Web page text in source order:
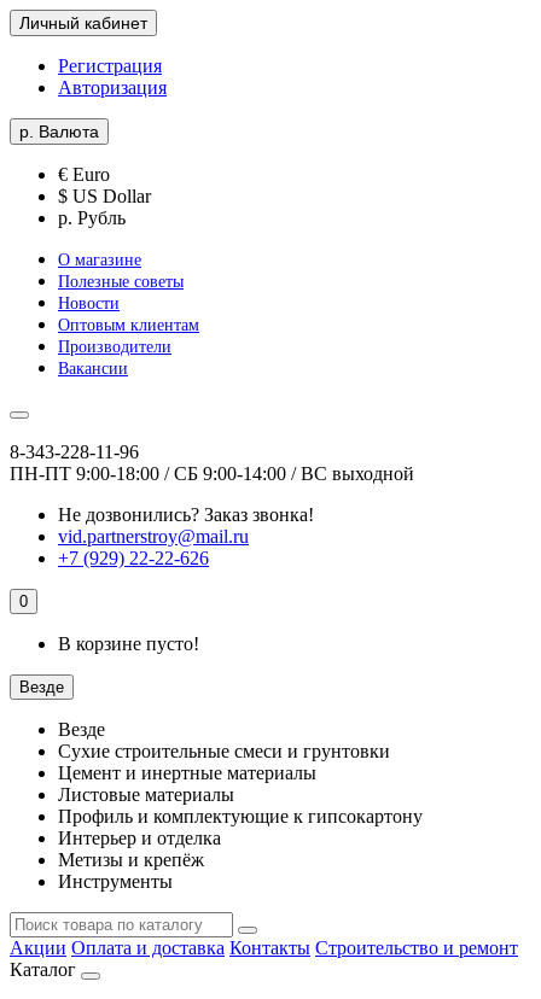
Личный кабинет
Регистрация
Авторизация
р. Валюта
€ Euro
$ US Dollar
р. Рубль
О магазине
Полезные советы
Новости
Оптовым клиентам
Производители
Вакансии
8-343-228-11-96
ПН-ПТ 9:00-18:00 / СБ 9:00-14:00 / ВС выходной
Не дозвонились? Заказ звонка!
vid.partnerstroy@mail.ru
+7 (929) 22-22-626
0
В корзине пусто!
Везде
Везде
Сухие строительные смеси и грунтовки
Цемент и инертные материалы
Листовые материалы
Профиль и комплектующие к гипсокартону
Интерьер и отделка
Метизы и крепёж
Инструменты
Акции Оплата и доставка Контакты Строительство и ремонт
Каталог